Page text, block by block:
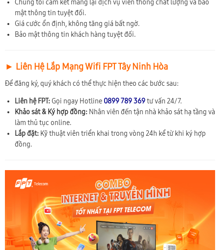
Chúng tôi cam kết mang lại dịch vụ viễn thông chất lượng và bảo
mật thông tin tuyệt đối.
Giá cước ổn định, không tăng giá bất ngờ.
Bảo mật thông tin khách hàng tuyệt đối.
► Liên Hệ Lắp Mạng Wifi FPT Tây Ninh Hòa
Để đăng ký, quý khách có thể thực hiện theo các bước sau:
Liên hệ FPT: Gọi ngay Hotline 0899 789 369tư vấn 24/7.
Khảo sát & Ký hợp đồng: Nhân viên đến tận nhà khảo sát hạ tầng và
làm thủ tục online.
Lắp đặt: Kỹ thuật viên triển khai trong vòng 24h kể từ khi ký hợp
đồng.